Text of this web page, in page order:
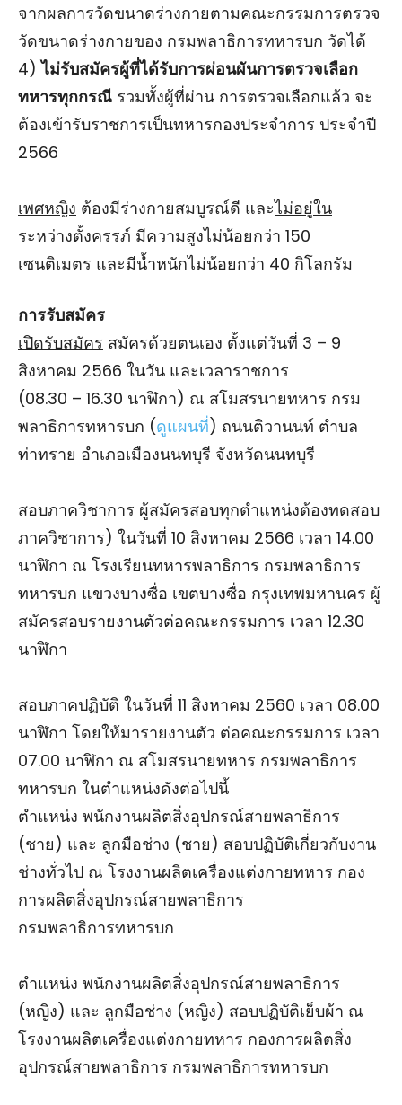
จากผลการวัดขนาดร่างกายตามคณะกรรมการตรวจ
วัดขนาดร่างกายของ กรมพลาธิการทหารบก วัดได้
4)ไม่รับสมัครผู้ที่ได้รับการผ่อนผันการตรวจเลือก
ทหารทุกกรณี รวมทั้งผู้ที่ผ่าน การตรวจเลือกแล้ว จะ
ต้องเข้ารับราชการเป็นทหารกองประจําการ ประจําปี
2566
เพศหญิง ต้องมีร่างกายสมบูรณ์ดี และไม่อยู่ใน
ระหว่างตั้งครรภ์ มีความสูงไม่น้อยกว่า 150
เซนติเมตร และมีน้ำหนักไม่น้อยกว่า 40 กิโลกรัม
การรับสมัคร
เปิดรับสมัคร สมัครด้วยตนเอง ตั้งแต่วันที่ 3 – 9
สิงหาคม 2566 ในวัน และเวลาราชการ
(08.30 – 16.30 นาฬิกา) ณ สโมสรนายทหาร กรม
พลาธิการทหารบก (ดูแผนที่) ถนนติวานนท์ ตําบล
ท่าทราย อําเภอเมืองนนทบุรี จังหวัดนนทบุรี
สอบภาควิชาการ ผู้สมัครสอบทุกตําแหน่งต้องทดสอบ
ภาควิชาการ) ในวันที่ 10 สิงหาคม 2566 เวลา 14.00
นาฬิกา ณ โรงเรียนทหารพลาธิการ กรมพลาธิการ
ทหารบก แขวงบางซื่อ เขตบางซื่อ กรุงเทพมหานคร ผู้
สมัครสอบรายงานตัวต่อคณะกรรมการ เวลา 12.30
นาฬิกา
สอบภาคปฏิบัติ ในวันที่ 11 สิงหาคม 2560 เวลา 08.00
นาฬิกา โดยให้มารายงานตัว ต่อคณะกรรมการ เวลา
07.00 นาฬิกา ณ สโมสรนายทหาร กรมพลาธิการ
ทหารบก ในตําแหน่งดังต่อไปนี้
ตําแหน่ง พนักงานผลิตสิ่งอุปกรณ์สายพลาธิการ
(ชาย) และ ลูกมือช่าง (ชาย) สอบปฏิบัติเกี่ยวกับงาน
ช่างทั่วไป ณ โรงงานผลิตเครื่องแต่งกายทหาร กอง
การผลิตสิ่งอุปกรณ์สายพลาธิการ
กรมพลาธิการทหารบก
ตําแหน่ง พนักงานผลิตสิ่งอุปกรณ์สายพลาธิการ
(หญิง) และ ลูกมือช่าง (หญิง) สอบปฏิบัติเย็บผ้า ณ
โรงงานผลิตเครื่องแต่งกายทหาร กองการผลิตสิ่ง
อุปกรณ์สายพลาธิการ กรมพลาธิการทหารบก